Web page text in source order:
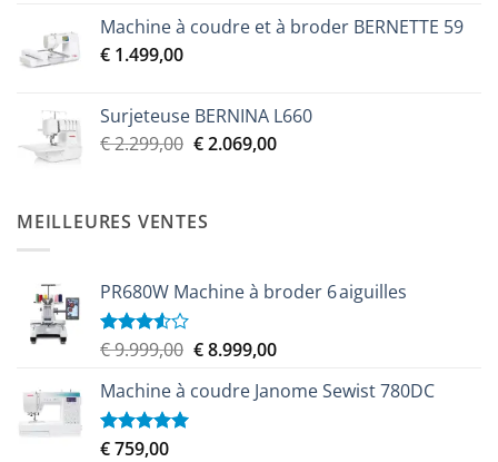
initial
actuel
Machine à coudre et à broder BERNETTE 59
€ 1.499,00
Surjeteuse BERNINA L660
€2.299,00 Le
était :
€ 2.299,00.
€2.069,00Le
MEILLEURES VENTES
PR680W Machine à broder 6 aiguilles
Note
5
€9.999,00 Le
initial
€8.999,00Le
actuel
Machine à coudre Janome Sewist 780DC
Note5.00
€759,00